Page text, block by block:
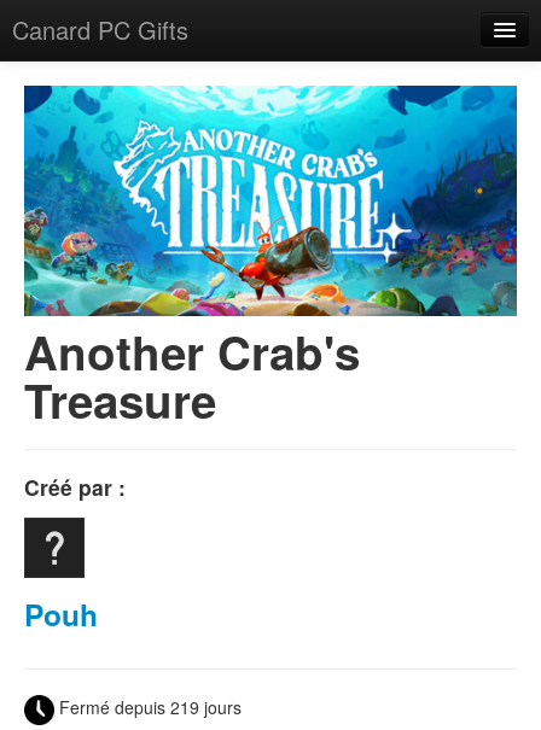
Canard PC Gifts
F.A.Q.
Connexion
Another Crab's
Treasure
Créé par :
Pouh
Fermé depuis 219 jours